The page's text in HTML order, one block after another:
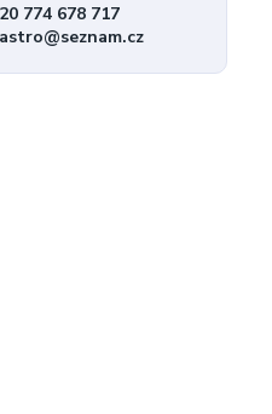
774 678 717